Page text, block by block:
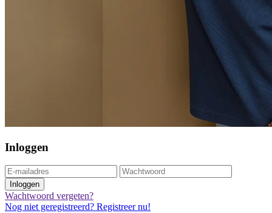
Inloggen
Inloggen
Wachtwoord vergeten?
Nog niet geregistreerd? Registreer nu!